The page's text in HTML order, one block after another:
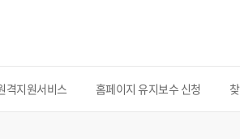
격지원서비스 홈페이지 유지보수 신청